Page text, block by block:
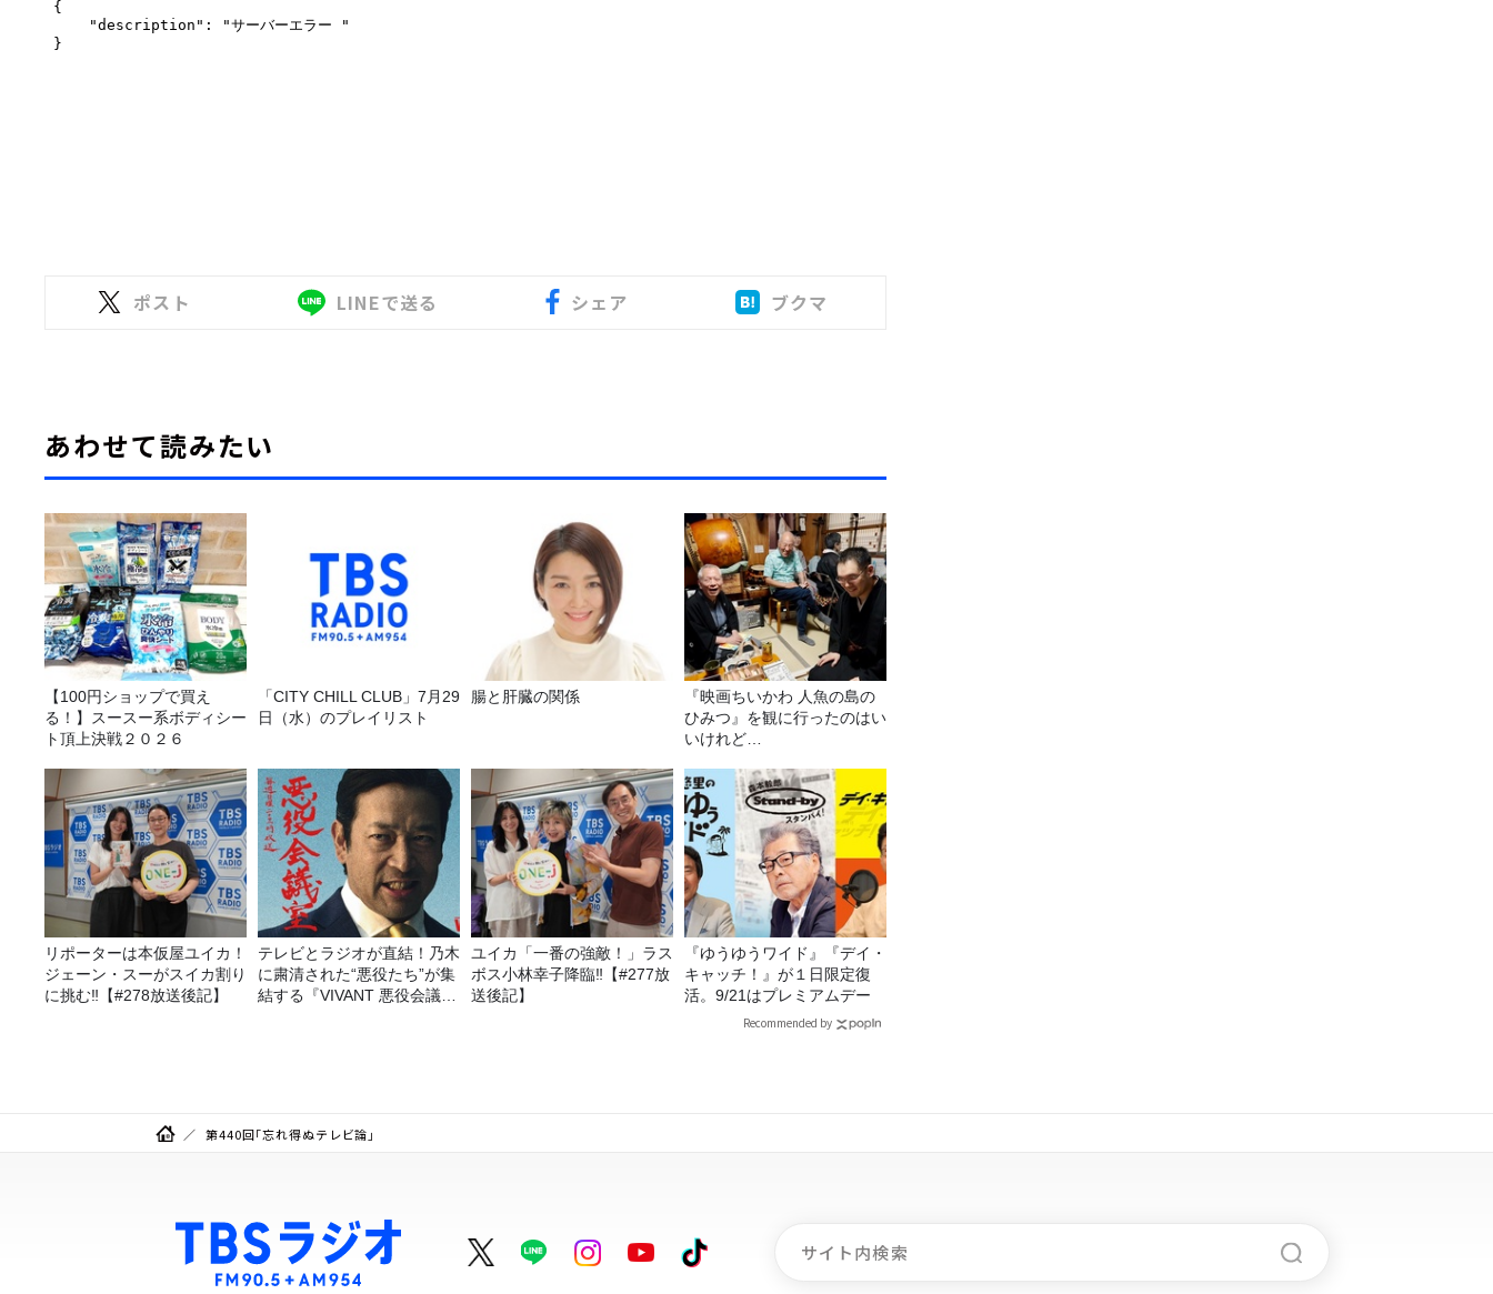
ポスト LINEで送る シェア ブクマ
あわせて読みたい
【100円ショップで買え
る！】スースー系ボディシー
ト頂上決戦２０２６
「CITY CHILL CLUB」7月29
日（水）のプレイリスト
腸と肝臓の関係
『映画ちいかわ 人魚の島の
ひみつ』を観に行ったのはい
いけれど…
リポーターは本仮屋ユイカ！
ジェーン・スーがスイカ割り
に挑む‼【#278放送後記】
テレビとラジオが直結！乃木
に粛清された“悪役たち”が集
結する『VIVANT 悪役会議
ユイカ「一番の強敵！」ラス
ボス小林幸子降臨‼【#277放
送後記】
『ゆうゆうワイド』『デイ・
キャッチ！』が１日限定復
活。9/21はプレミアムデー
Recommended by
第440回「忘れ得ぬテレビ論」